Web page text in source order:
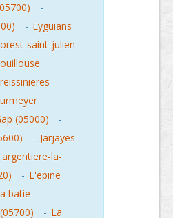
-
- Eyguians
saint-julien
(05000)
-
- Jarjayes
la-
- L'epine
batie-
- La